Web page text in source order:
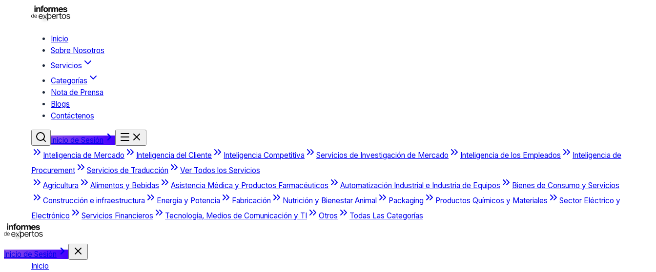
Inicio
Sobre Nosotros
Servicios
Categorías
Nota de Prensa
Blogs
Contáctenos
Inicio de Sesión
Inteligencia de Mercado
Inteligencia del Cliente Inteligencia Competitiva Servicios de Investigación de Mercado Inteligencia de los Empleados
Inteligencia de
Procurement
Servicios de Traducción
Ver Todos los Servicios
Agricultura
Alimentos y Bebidas Asistencia Médica y Productos Farmacéuticos Automatización Industrial e Industria de Equipos
Bienes de Consumo y Servicios
Construcción e infraestructura
Energía y Potencia Fabricación Nutrición y Bienestar Animal Packaging Productos Químicos y Materiales
Sector Eléctrico y
Electrónico
Servicios Financieros Tecnología, Medios de Comunicación y TI Otros Todas Las Categorías
Inicio de Sesión
Inicio